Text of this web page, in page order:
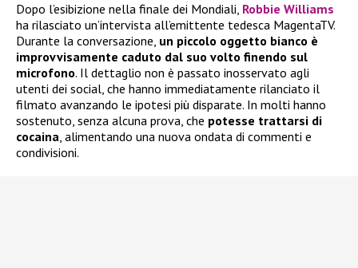
Dopo l’esibizione nella finale dei Mondiali, Robbie Williams
ha rilasciato un’intervista all’emittente tedesca MagentaTV.
Durante la conversazione, un piccolo oggetto bianco è
improvvisamente caduto dal suo volto finendo sul
microfono. Il dettaglio non è passato inosservato agli
utenti dei social, che hanno immediatamente rilanciato il
filmato avanzando le ipotesi più disparate. In molti hanno
sostenuto, senza alcuna prova, che potesse trattarsi di
cocaina, alimentando una nuova ondata di commenti e
condivisioni.